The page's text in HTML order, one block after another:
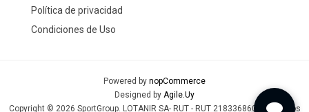
Política de privacidad
Condiciones de Uso
Powered by nopCommerce
Designed by Agile.Uy
Copyright © 2026 SportGroup. LOTANIR SA- RUT - RUT 218336860019 - Todos